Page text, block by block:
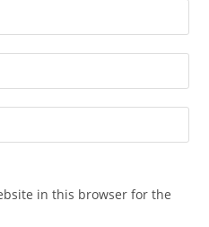
in this browser for the